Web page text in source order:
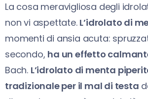
La cosa meravigliosa degli
non vi aspettate. L’idrolato di
momenti di ansia acuta:
secondo, ha un effetto
Bach. L’idrolato di menta
tradizionale per il mal di testa